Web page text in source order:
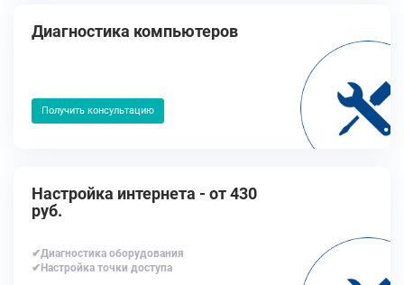
Диагностика компьютеров
Получить консультацию
Настройка интернета - от 430
руб.
✔Диагностика оборудования
✔Настройка точки доступа